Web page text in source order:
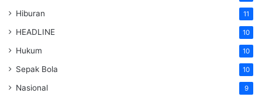
Hiburan 11
HEADLINE 10
Hukum 10
Sepak Bola 10
Nasional 9